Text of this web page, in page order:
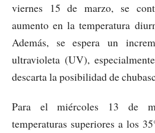
viernes 15 de marzo, se
aumento en la temperatura
Además, se espera un
ultravioleta (UV),
descarta la posibilidad de
Para el miércoles 13 de
temperaturas superiores a los